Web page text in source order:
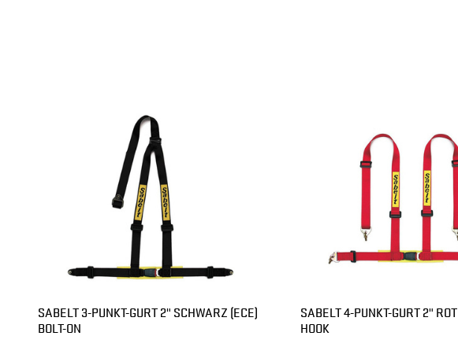
SABELT 3-PUNKT-GURT 2" SCHWARZ (ECE)
BOLT-ON
SABELT 4-PUNKT-GURT 2"
HOOK